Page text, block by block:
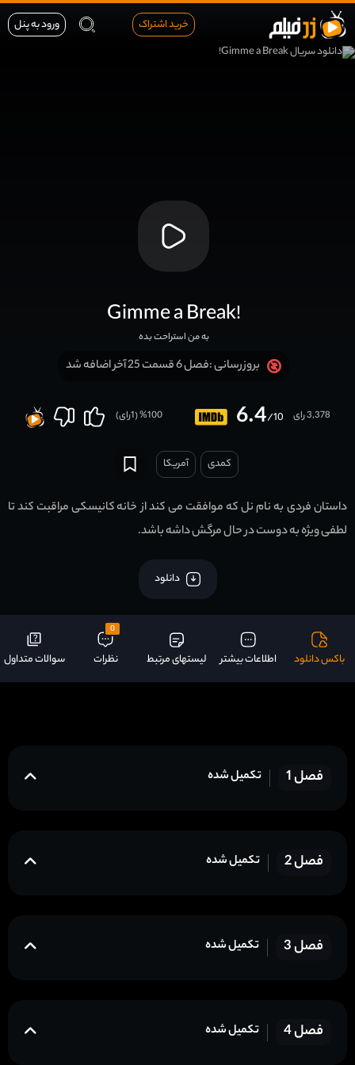
خرید اشتراک ورود به پنل
Gimme a Break!
به من استراحت بده
بروزرسانی :فصل 6 قسمت 25 آخر اضافه شد
6.4/10 3,378 رای 100
% (
1رای)
کمدی آمریکا
داستان فردی به نام نل که موافقت می کند از خانه کانیسکی مراقبت کند تا
لطفی ویژه به دوست در حال مرگش داشه باشد.
دانلود
باکس دانلود اطلاعات بیشتر لیستهای مرتبط
0
نظرات سوالات متداول
فصل 1 تکمیل شده
فصل 2 تکمیل شده
فصل 3 تکمیل شده
فصل 4 تکمیل شده